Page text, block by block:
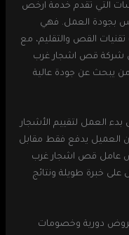
التي تقدم خدمة ارخص
بجودة العمل. فهي
القص والتقليم، مع
شركة قص اشجار غرب
من يبحث عن جودة عالية
العمل لتقييم الأشجار
العميل يدفع فقط مقابل
عامل قص اشجار غرب
خبرة طويلة ونتائج
دورية وخصومات